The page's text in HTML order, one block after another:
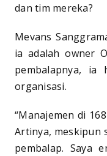
dan tim mereka?
Mevans
ia adalah owner
pembalapnya, ia
organisasi.
“Manajemen di
Artinya, meskipun
pembalap. Saya